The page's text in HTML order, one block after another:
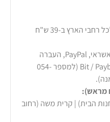
שליח עד הבית לכל רחבי הארץ ב-39 ש"ח
כרטיסי אשראי, PayPal, העברה
בנקאית או באפליקציות Bit / Paybox (למספר 054-
מראש):
הבית) | קרית משה (רחוב